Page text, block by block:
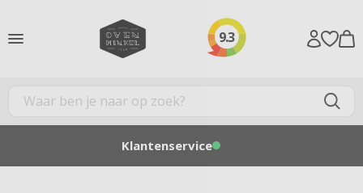
9.3
Klantenservice